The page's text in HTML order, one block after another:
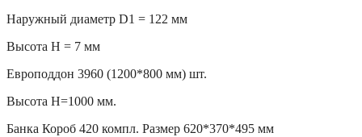
Наружный диаметр D1 = 122 мм
Высота H = 7 мм
Европоддон 3960 (1200*800 мм) шт.
Высота H=1000 мм.
Банка Короб 420 компл. Размер 620*370*495 мм